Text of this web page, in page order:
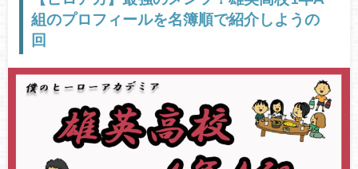
組のプロフィールを名簿順で紹介しようの
回